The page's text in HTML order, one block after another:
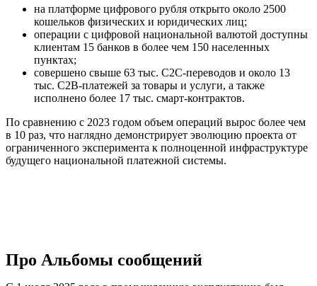
на платформе цифрового рубля открыто около 2500
кошельков физических и юридических лиц;
операции с цифровой национальной валютой доступны
клиентам 15 банков в более чем 150 населенных
пунктах;
совершено свыше 63 тыс. C2C-переводов и около 13
тыс. C2B-платежей за товары и услуги, а также
исполнено более 17 тыс. смарт-контрактов.
По сравнению с 2023 годом объем операций вырос более чем
в 10 раз, что наглядно демонстрирует эволюцию проекта от
ограниченного эксперимента к полноценной инфраструктуре
будущего национальной платежной системы.
Про Альбомы сообщений